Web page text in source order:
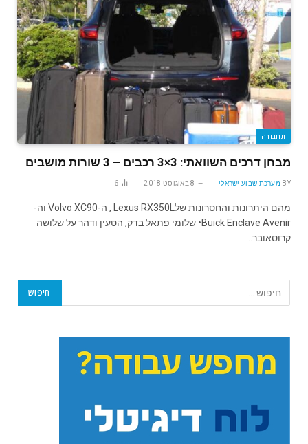
תחבורה
מבחן דרכים השוואתי: 3×3 רכבים – 3 שורות מושבים
BY מערכת שבוע ישראלי 8 באוגוסט 2018 6
מהם היתרונות והחסרונות שלLexus RX350L , ה-Volvo XC90 וה-
Buick Enclave Avenir• שלומי פתאל בדק, הטעין ודהר על שלושה
קרוסאובר…